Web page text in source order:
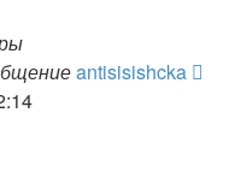
antisisishcka